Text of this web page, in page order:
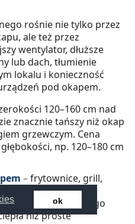
ok
rośnie nie tylko przez
ale też przez
wentylator, dłuższe
lub dach, tłumienie
lokalu i konieczność
pod okapem.
120–160 cm nad
znacznie tańszy niż okap
grzewczym. Cena
np. 120–180 cm
–frytownice, grill,
gazowy i
skuteczniejszego
niż proste